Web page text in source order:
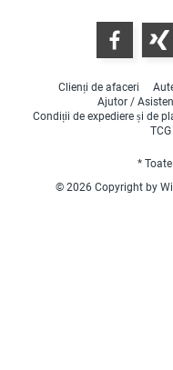
Clienți de afaceri
Ajutor /
Condiții de expediere și de
TCG
*
© 2026 Copyright by